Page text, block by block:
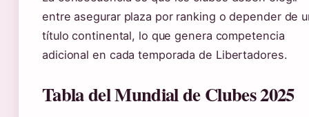
entre asegurar plaza por ranking o depender de
título continental, lo que genera competencia
adicional en cada temporada de Libertadores.
Tabla del Mundial de Clubes 2025